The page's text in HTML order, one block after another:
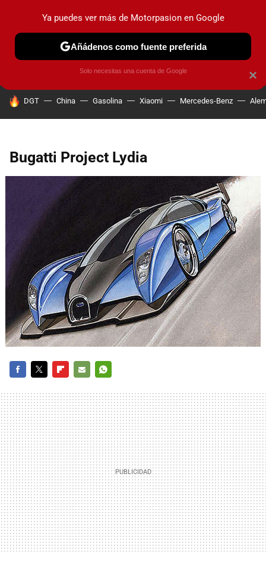
PRUEBAS COCHES ELÉCTRICOS OBSERVATORIO
HOY SE HABLA DE
DGT China Gasolina Xiaomi Mercedes-Benz
Bugatti Project Lydia
MAIL
×
Ya puedes ver más de Motorpasion en Google
Añádenos como fuente preferida
Solo necesitas una cuenta de Google